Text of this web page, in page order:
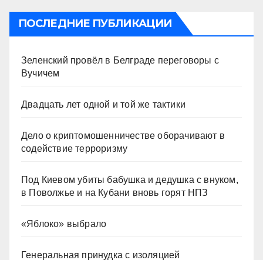
ПОСЛЕДНИЕ ПУБЛИКАЦИИ
Зеленский провёл в Белграде переговоры с
Вучичем
Двадцать лет одной и той же тактики
Дело о криптомошенничестве оборачивают в
содействие терроризму
Под Киевом убиты бабушка и дедушка с внуком,
в Поволжье и на Кубани вновь горят НПЗ
«Яблоко» выбрало
Генеральная принудка с изоляцией